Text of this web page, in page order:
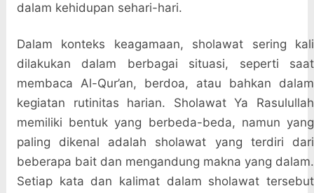
dalam kehidupan sehari-hari.
Dalam konteks keagamaan, sholawat sering kali
dilakukan dalam berbagai situasi, seperti saat
membaca Al-Qur’an, berdoa, atau bahkan dalam
kegiatan rutinitas harian. Sholawat Ya Rasulullah
memiliki bentuk yang berbeda-beda, namun yang
paling dikenal adalah sholawat yang terdiri dari
beberapa bait dan mengandung makna yang dalam.
Setiap kata dan kalimat dalam sholawat tersebut